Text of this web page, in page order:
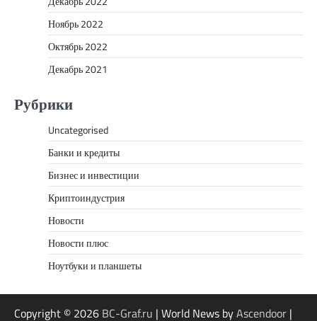
Ноябрь 2022
Октябрь 2022
Декабрь 2021
Рубрики
Uncategorised
Банки и кредиты
Бизнес и инвестиции
Криптоиндустрия
Новости
Новости плюс
Ноутбуки и планшеты
Copyright © 2026 BC-Graf.ru | World News byAscendoor |